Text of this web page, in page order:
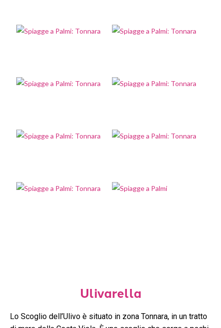
Ulivarella
Lo Scoglio dell’Ulivo è situato in zona Tonnara, in un tratto